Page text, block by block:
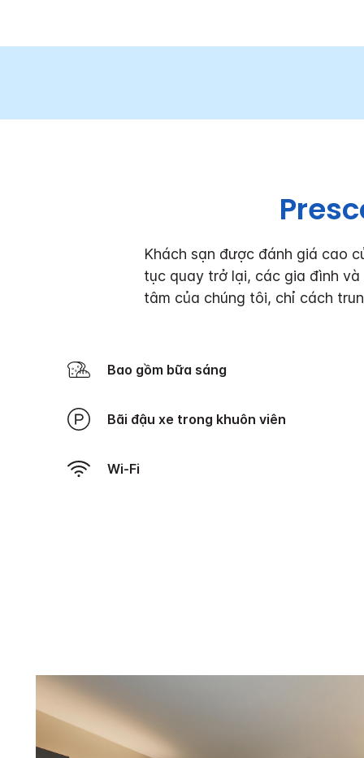
Khách sạn được đánh giá cao
tục quay trở lại, các gia đình và
tâm của chúng tôi, chỉ cách
Bao gồm bữa sáng
Bãi đậu xe trong khuôn viên
Wi-Fi